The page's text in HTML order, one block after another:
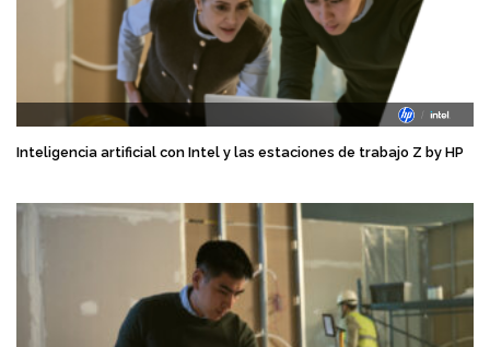
Inteligencia artificial con Intel y las estaciones de trabajo Z by HP